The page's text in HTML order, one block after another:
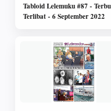
Tabloid Lelemuku #87 -
Terlibat - 6 September 2022